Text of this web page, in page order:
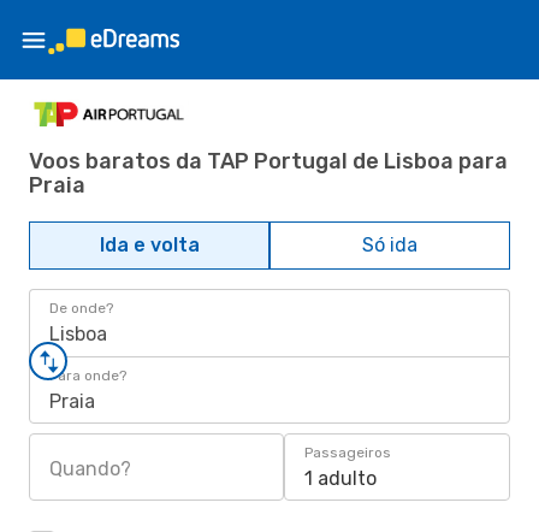
Voos baratos da TAP Portugal de Lisboa para
Praia
Ida e volta Só ida
De onde?
Lisboa
Para onde?
Praia
Quando?
Passageiros
1 adulto